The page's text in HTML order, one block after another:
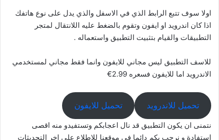
اولا سوف تتبع الرابط الذي في الاسفل والذي يدل على نوع هاتفك
اذا كان اندرويد او ايفون وتقوم بالضغط عليه اللانتقال لمتجر
التطبيقات والقيام بتثبيت التطبيق واستعماله .
للاسف التطبيق ليس مجاني للايفون وانما فقط مجاني لمستخدمي
الاندرويد اما للايفون فسعره 2.99€
تحميل للاندرويد تحميل للايفون
نتمنى ان يكون التطبيق قد نال اعجابكم وتستفيدو منه اقصى
استفادة و نرحب بكم دائما في موقعنا للاطلاع على اخر التحديثات